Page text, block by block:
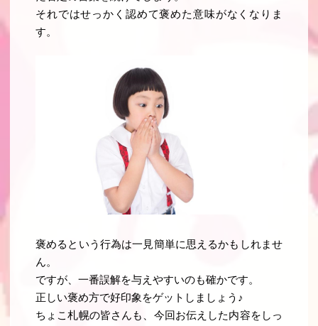
それではせっかく認めて褒めた意味がなくなりま
す。
褒めるという行為は一見簡単に思えるかもしれませ
ん。
ですが、一番誤解を与えやすいのも確かです。
正しい褒め方で好印象をゲットしましょう♪
ちょこ札幌の皆さんも、今回お伝えした内容をしっ